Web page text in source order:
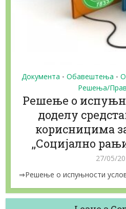
Документа • Обавештења •
Решења/
Решење о
доделу
корисницима
,,Социјално
27/05/
⇒Решење о испуњности